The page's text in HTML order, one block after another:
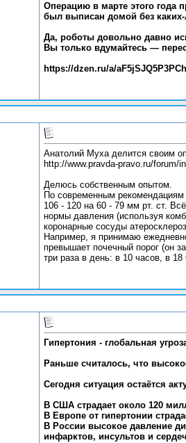
Операцию в марте этого года
был выписан домой без
Да, роботы довольно давно
Вы только вдумайтесь —
https://dzen.ru/a/
Анатолий Муха делится своим
http://www.pravda-pravo.ru/forum/
Делюсь собственным опытом.
По современным
106 - 120 на 60 - 79 мм рт. ст.
нормы давления (используя
коронарные сосуды
Например, я принимаю
превышает почечный порог (он
три раза в день: в 10 часов, в
Гипертония - глобальная
Раньше считалось, что
Сегодня ситуация остаётся
В США страдает около 120
В Европе от гипертонии
В России высокое давление
инфарктов, инсультов и